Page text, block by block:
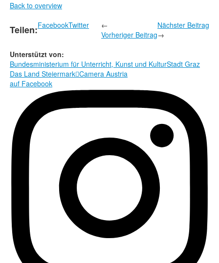
Camera Austria Preis
Fotoarchiv Pierre Bourdieu
Back to overview
Teilen:FacebookTwitter
←
Vorheriger Beitrag
Nächster Beitrag
→
Unterstützt von:
Bundesministerium für Unterricht, Kunst und KulturStadt Graz
Das Land SteiermarkCamera Austria
auf Facebook